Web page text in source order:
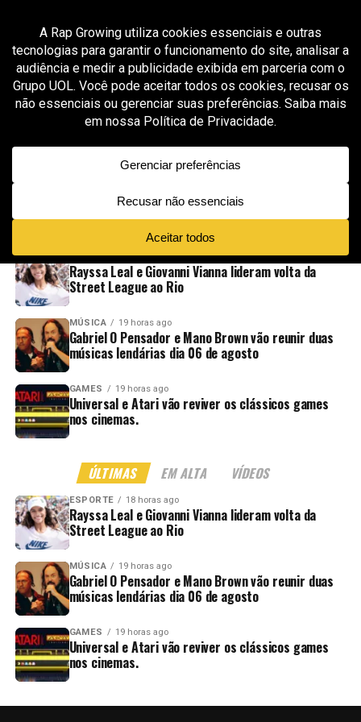
All posts tagged "funk com orquestra"
MÚSICA 2 meses ago
MC Hariel celebra o funk paulista na primeira
edição do Red Bull Symphonic no Brasil
EM ALTA
ESPORTE 18 horas ago
Rayssa Leal e Giovanni Vianna lideram volta da
Street League ao Rio
MÚSICA 19 horas ago
Gabriel O Pensador e Mano Brown vão reunir duas
músicas lendárias dia 06 de agosto
GAMES 19 horas ago
Universal e Atari vão reviver os clássicos games
nos cinemas.
ÚLTIMAS EM ALTA VÍDEOS
ESPORTE 18 horas ago
Rayssa Leal e Giovanni Vianna lideram volta da
Street League ao Rio
MÚSICA 19 horas ago
Gabriel O Pensador e Mano Brown vão reunir duas
músicas lendárias dia 06 de agosto
GAMES 19 horas ago
Universal e Atari vão reviver os clássicos games
nos cinemas.